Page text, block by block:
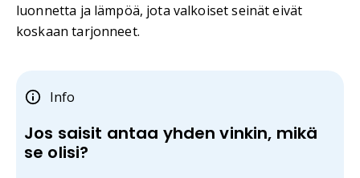
luonnetta ja lämpöä, jota valkoiset seinät eivät
koskaan tarjonneet.
Info
Jos saisit antaa yhden vinkin, mikä
se olisi?